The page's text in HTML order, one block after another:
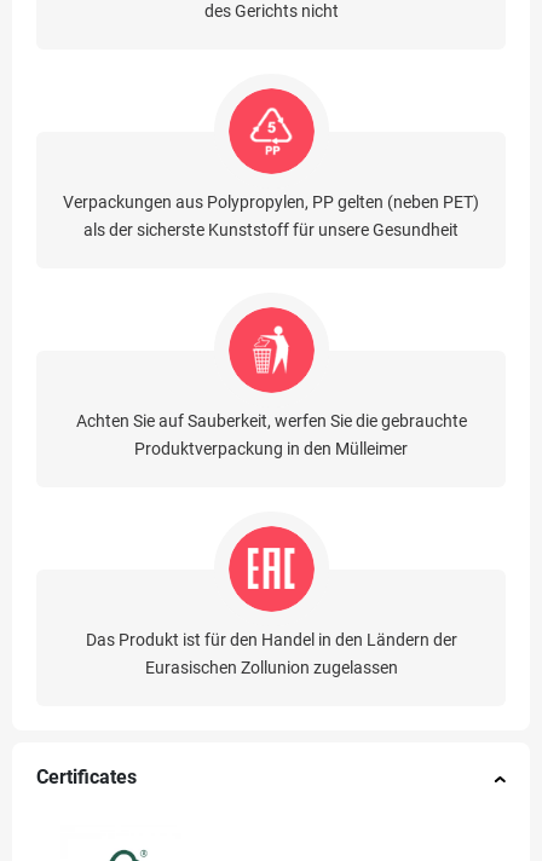
des Gerichts nicht
Verpackungen aus Polypropylen, PP gelten (neben PET)
als der sicherste Kunststoff für unsere Gesundheit
Achten Sie auf Sauberkeit, werfen Sie die gebrauchte
Produktverpackung in den Mülleimer
Das Produkt ist für den Handel in den Ländern der
Eurasischen Zollunion zugelassen
Certificates